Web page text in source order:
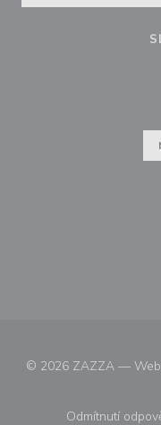
© 2026 ZAZZA —
Odmítnutí